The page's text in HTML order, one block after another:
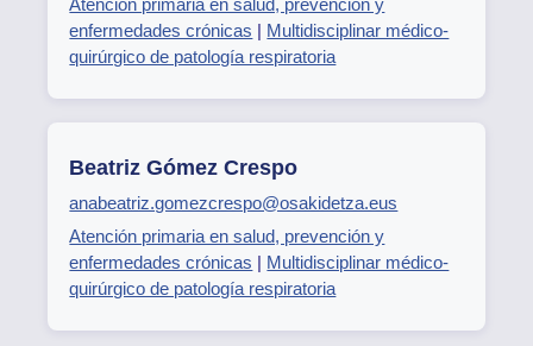
enfermedades crónicas | Multidisciplinar médico-
quirúrgico de patología respiratoria
Beatriz Gómez Crespo
anabeatriz.gomezcrespo@osakidetza.eus
Atención primaria en salud, prevención y
enfermedades crónicas | Multidisciplinar médico-
quirúrgico de patología respiratoria